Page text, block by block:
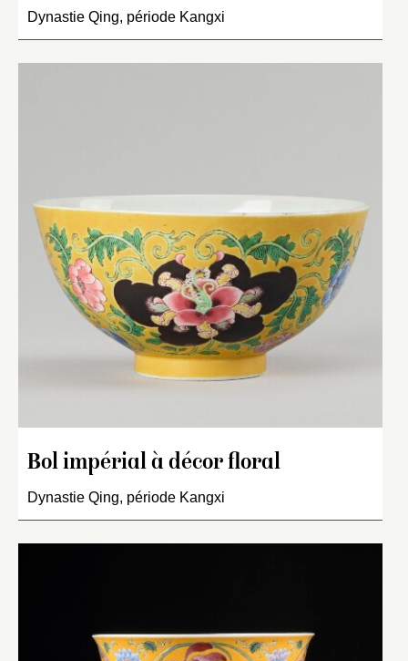
Dynastie Qing, période Kangxi
Bol impérial à décor floral
Dynastie Qing, période Kangxi